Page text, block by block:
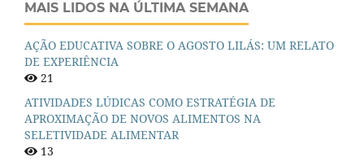
MAIS LIDOS NA ÚLTIMA SEMANA
AÇÃO EDUCATIVA SOBRE O AGOSTO LILÁS: UM RELATO
DE EXPERIÊNCIA
21
ATIVIDADES LÚDICAS COMO ESTRATÉGIA DE
APROXIMAÇÃO DE NOVOS ALIMENTOS NA
SELETIVIDADE ALIMENTAR
13